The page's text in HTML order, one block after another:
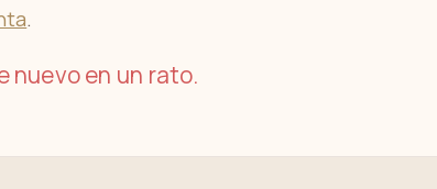
.
nuevo en un rato.